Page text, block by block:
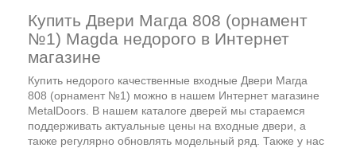
Купить Двери Магда 808 (орнамент
№1) Magda недорого в Интернет
магазине
Купить недорого качественные входные Двери Магда
808 (орнамент №1) можно в нашем Интернет магазине
MetalDoors. В нашем каталоге дверей мы стараемся
поддерживать актуальные цены на входные двери, а
также регулярно обновлять модельный ряд. Также у нас